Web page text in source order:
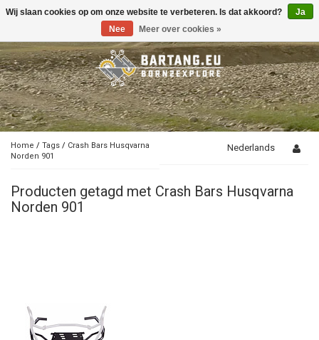
Toggle
Home / Tags / Crash Bars Husqvarna
Norden 901
Nederlands
Producten getagd met Crash Bars Husqvarna
Norden 901
Wij slaan cookies op om onze website te verbeteren. Is dat akkoord?
Ja
Nee
Meer over cookies »